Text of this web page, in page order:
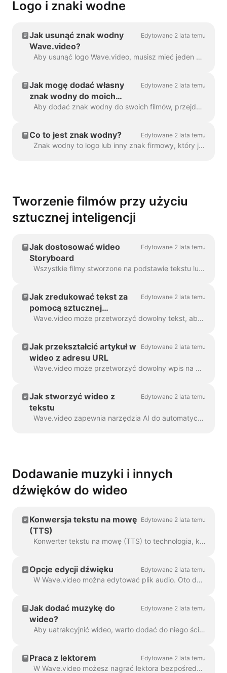
Logo i znaki wodne
Jak usunąć znak wodny
Wave.video?
Edytowane 2 lata temu
Aby usunąć logo Wave.video, musisz mieć jeden z naszych planów. Wszystkie plany można sprawdzić tutaj . W "Moich projektach" kliknij trzy kropki, aby otworzyć Play...
Jak mogę dodać własny
znak wodny do moich
filmów?
Edytowane 2 lata temu
Aby dodać znak wodny do swoich filmów, przejdź do kroku "Znak wodny" i prześlij obraz, który ma być wyświetlany jako znak wodny. Gdy ...
Co to jest znak wodny? Edytowane 2 lata temu
Znak wodny to logo lub inny znak firmowy, który jest wyświetlany w całym filmie. Za pomocą znaku wodnego można nadać swoim filmom...
Tworzenie filmów przy użyciu
sztucznej inteligencji
Jak dostosować wideo
Storyboard
Edytowane 2 lata temu
Wszystkie filmy stworzone na podstawie tekstu lub wpisu na blogu nazywamy "Storyboard video", ponieważ mają one skrypt powiązany z poszczególnymi scenami filmu. ...
Jak zredukować tekst za
pomocą sztucznej
inteligencji i utworzyć
Edytowane 2 lata temu
Wave.video może przetworzyć dowolny tekst, aby utworzyć wideo, które wyjaśni, o co chodzi. Możesz ustawić żądany czas trwania i dostroić automatycznie generowany ...
Jak przekształcić artykuł w
wideo z adresu URL
Edytowane 2 lata temu
Wave.video może przetworzyć dowolny wpis na blogu lub artykuł na krótki film, który krótko opowiada o tym, o czym był tekst. Używamy algorytmów sztucznej inteligencji, aby wyodrębnić najbardziej...
Jak stworzyć wideo z
tekstu
Edytowane 2 lata temu
Wave.video zapewnia narzędzia AI do automatycznego tworzenia wideo z tekstu. Wave wybierze dla ciebie odpowiednie filmy stockowe i muzykę. Tekst będzie w...
Dodawanie muzyki i innych
dźwięków do wideo
Konwersja tekstu na mowę
(TTS)
Edytowane 2 lata temu
Konwerter tekstu na mowę (TTS) to technologia, która odszyfrowuje tekst cyfrowy i syntetyzuje z niego mowę za pomocą sztucznego głosu. Jeśli chodzi o...
Opcje edycji dźwięku Edytowane 2 lata temu
W Wave.video można edytować plik audio. Oto dostępne opcje edycji: Przytnij plik audio Zmień jego głośność Dodaj efekt zanikania/wys...
Jak dodać muzykę do
wideo?
Edytowane 2 lata temu
Aby uatrakcyjnić wideo, warto dodać do niego ścieżkę dźwiękową. Aby dodać muzykę lub dowolny dźwięk, kliknij ścieżkę audio na osi czasu ...
Praca z lektorem Edytowane 2 lata temu
W Wave.video możesz nagrać lektora bezpośrednio w edytorze, podczas tworzenia wideo. Kliknij ścieżkę audio i wybierz opcję Nagraj głos: Voiceover 7...